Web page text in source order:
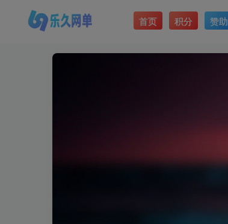
首页 积分 赞助